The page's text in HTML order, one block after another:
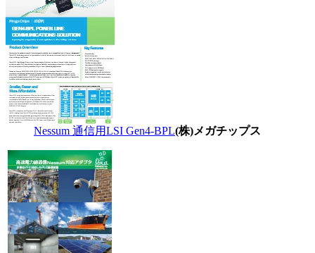
Nessum 通信用LSI Gen4-BPL(株)メガチップス